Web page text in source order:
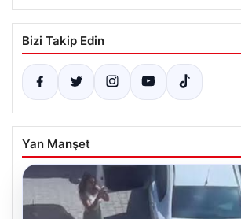
Bizi Takip Edin
Yan Manşet